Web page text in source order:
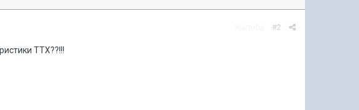
#2
ТТХ??!!!